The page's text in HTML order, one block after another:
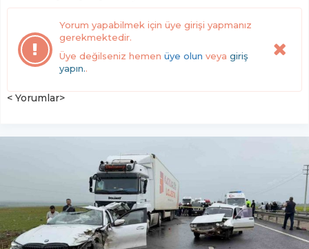
Yorum yapabilmek için üye girişi yapmanız
gerekmektedir.
Üye değilseniz hemen üye olun veya giriş
yapın..
< Yorumlar>